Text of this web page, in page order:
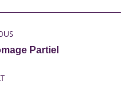
Partiel